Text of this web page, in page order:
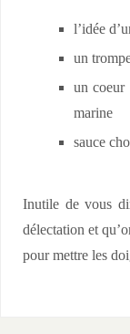
l’idée
un
un coeur
marine
sauce
Inutile de vous
délectation et
pour mettre les